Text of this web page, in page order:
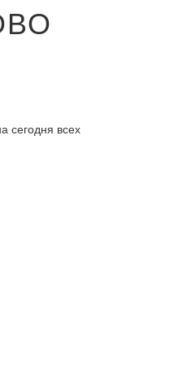
сегодня всех